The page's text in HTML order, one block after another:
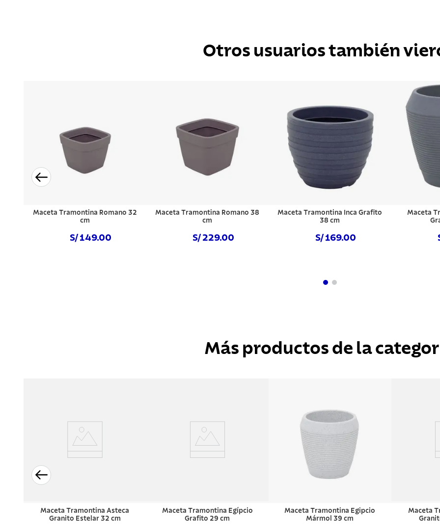
Otros usuarios también
Maceta Tramontina Romano 32
cm
S/ 149.00
Maceta Tramontina Romano 38
cm
S/ 229.00
Maceta Tramontina Inca Grafito
38 cm
S/ 169.00
Maceta
Más productos de la
Maceta Tramontina Asteca
Granito Estelar 32 cm
Maceta Tramontina Egípcio
Grafito 29 cm
Maceta Tramontina Egipcio
Mármol 39 cm
Maceta